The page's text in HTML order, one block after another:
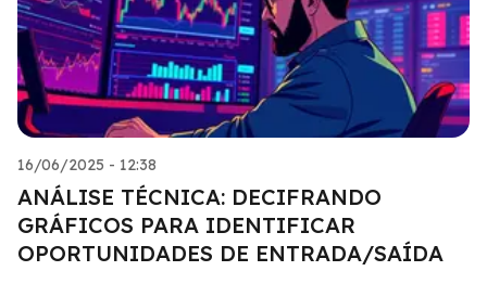
16/06/2025 - 12:38
ANÁLISE TÉCNICA: DECIFRANDO
GRÁFICOS PARA IDENTIFICAR
OPORTUNIDADES DE ENTRADA/SAÍDA